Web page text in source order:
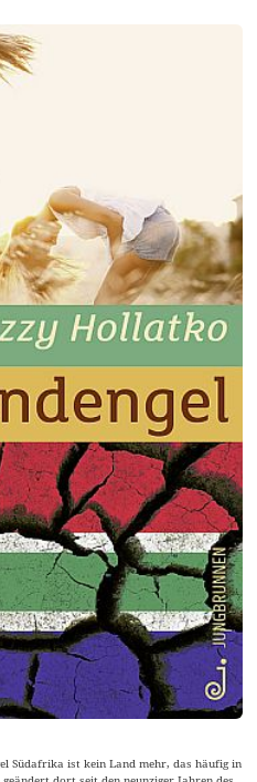
Südafrika ist kein Land mehr, das häufig in